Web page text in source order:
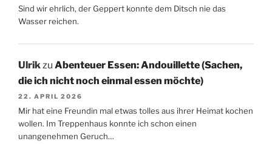
Sind wir ehrlich, der Geppert konnte dem Ditsch nie das
Wasser reichen.
Ulrikzu Abenteuer Essen: Andouillette (Sachen,
die ich nicht noch einmal essen möchte)
22. APRIL 2026
Mir hat eine Freundin mal etwas tolles aus ihrer Heimat kochen
wollen. Im Treppenhaus konnte ich schon einen
unangenehmen Geruch…